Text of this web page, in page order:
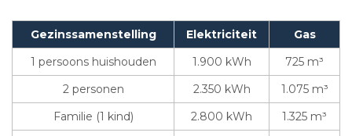
Gezinssamenstelling Elektriciteit
Gas
1 persoons huishouden
1.900 kWh
725 m³
2 personen
2.350 kWh
1.075 m³
Familie (1 kind)
2.800 kWh
1.325 m³